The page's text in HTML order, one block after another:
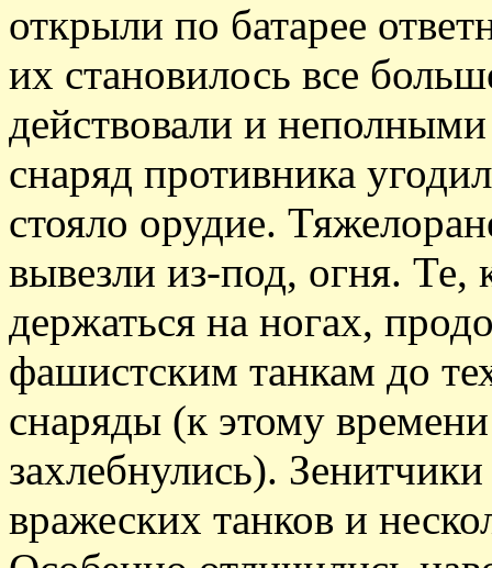
открыли по батарее
их становилось все
действовали и
снаряд противника
стояло орудие.
вывезли из-под, огня. Те,
держаться на ногах,
фашистским танкам до
снаряды (к этому
захлебнулись).
вражеских танков и